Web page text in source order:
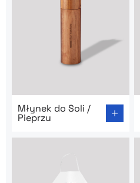
Młynek do Soli /
Pieprzu